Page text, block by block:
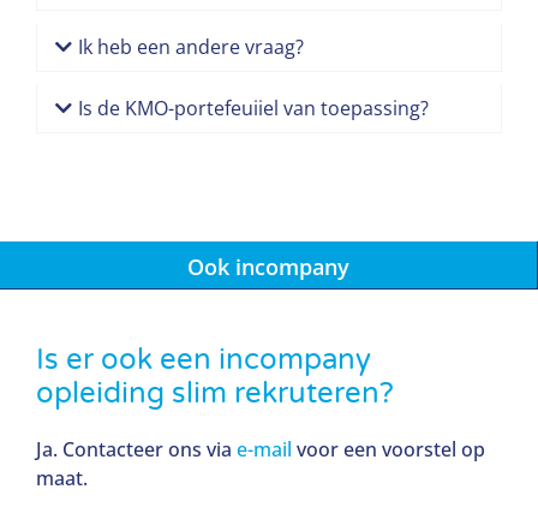
Ik heb een andere vraag?
Is de KMO-portefeuiiel van toepassing?
Ook incompany
Is er ook een incompany
opleiding slim rekruteren?
Ja. Contacteer ons via e-mail voor een voorstel op
maat.